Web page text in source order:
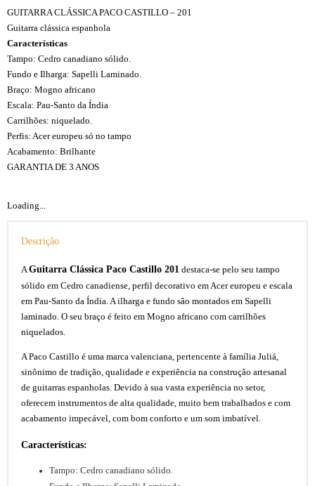
GUITARRA CLÁSSICA PACO CASTILLO – 201
Guitarra clássica espanhola
Características
Tampo: Cedro canadiano sólido.
Fundo e Ilharga: Sapelli Laminado.
Braço: Mogno africano
Escala: Pau-Santo da Índia
Carrilhões: niquelado.
Perfis: Acer europeu só no tampo
Acabamento: Brilhante
GARANTIA DE 3 ANOS
Loading...
Descrição
AGuitarra Clássica Paco Castillo 201 destaca-se pelo seu tampo
sólido em Cedro canadiense, perfil decorativo em Acer europeu e escala
em Pau-Santo da Índia. A ilharga e fundo são montados em Sapelli
laminado. O seu braço é feito em Mogno africano com carrilhões
niquelados.
A Paco Castillo é uma marca valenciana, pertencente à família Juliá,
sinônimo de tradição, qualidade e experiência na construção artesanal
de guitarras espanholas. Devido à sua vasta experiência no setor,
oferecem instrumentos de alta qualidade, muito bem trabalhados e com
acabamento impecável, com bom conforto e um som imbatível.
Características:
Tampo: Cedro canadiano sólido.